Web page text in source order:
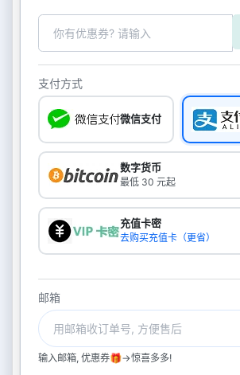
支付方式
微信支付
数字货币
最低 30 元起
充值卡密
去购买充值卡（更省）
邮箱
输入邮箱, 优惠券🎁->惊喜多多!